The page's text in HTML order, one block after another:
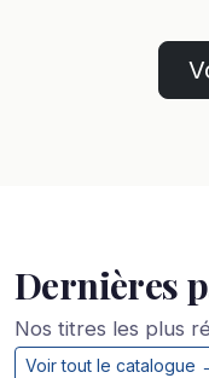
Dernières
Nos titres les plus
Voir tout le catalogue